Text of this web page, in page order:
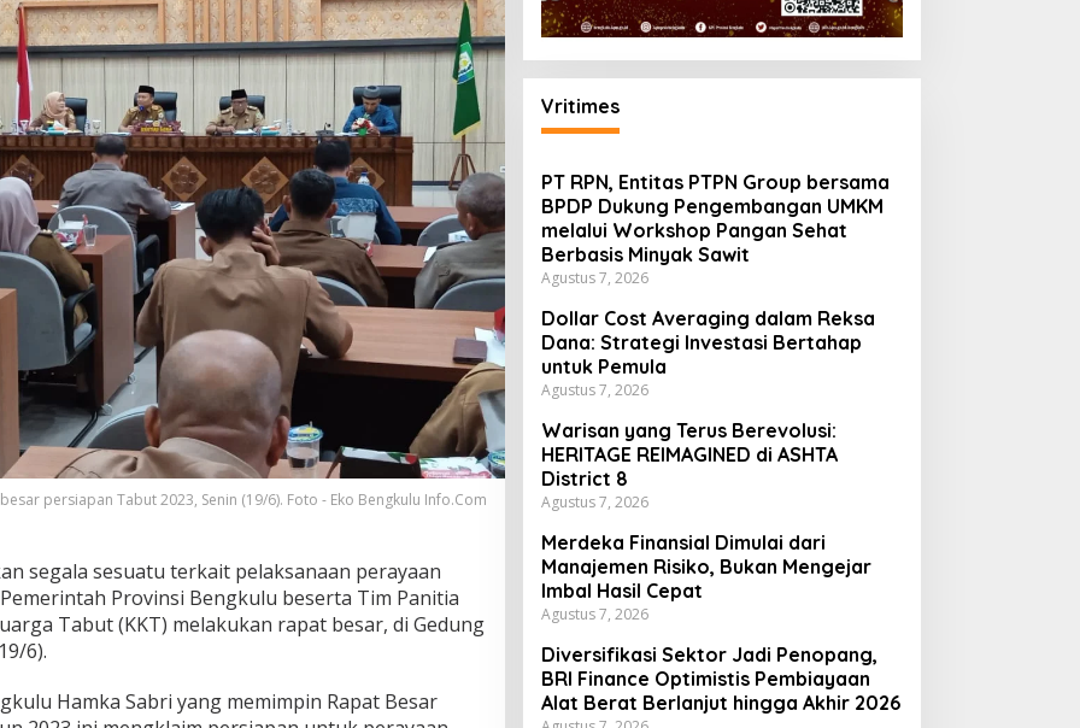
persiapan Tabut 2023, Senin (19/6). Foto - Eko Bengkulu Info.Com
segala sesuatu terkait pelaksanaan perayaan
Provinsi Bengkulu beserta Tim Panitia
Tabut (KKT) melakukan rapat besar, di Gedung
6).
Hamka Sabri yang memimpin Rapat Besar
Vritimes
PT RPN, Entitas PTPN Group bersama
BPDP Dukung Pengembangan UMKM
melalui Workshop Pangan Sehat
Berbasis Minyak Sawit
Agustus 7, 2026
Dollar Cost Averaging dalam Reksa
Dana: Strategi Investasi Bertahap
untuk Pemula
Agustus 7, 2026
Warisan yang Terus Berevolusi:
HERITAGE REIMAGINED di ASHTA
District 8
Agustus 7, 2026
Merdeka Finansial Dimulai dari
Manajemen Risiko, Bukan Mengejar
Imbal Hasil Cepat
Agustus 7, 2026
Diversifikasi Sektor Jadi Penopang,
BRI Finance Optimistis Pembiayaan
Alat Berat Berlanjut hingga Akhir 2026